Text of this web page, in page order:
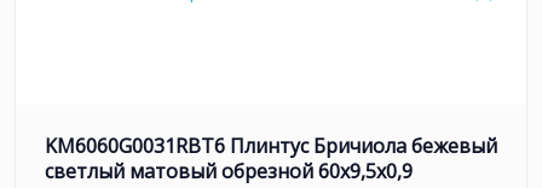
KM6060G0031RBT6 Плинтус Бричиола бежевый
светлый матовый обрезной 60x9,5x0,9